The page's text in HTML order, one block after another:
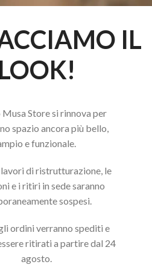
IL
LOOK!
Store si rinnova per
spazio ancora più bello,
e funzionale.
di ristrutturazione, le
e i ritiri in sede saranno
sospesi.
ordini verranno spediti e
ritirati a partire dal 24
agosto.e risparmia